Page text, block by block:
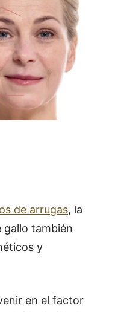
de arrugas, la
gallo también
y
en el factor